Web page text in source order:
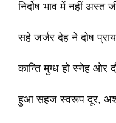
निर्दोष भाव में नहीं अस्त
सहे जर्जर देह ने दोष
कान्ति मुग्ध हो स्नेह ओर
हुआ सहज स्वरूप दूर,